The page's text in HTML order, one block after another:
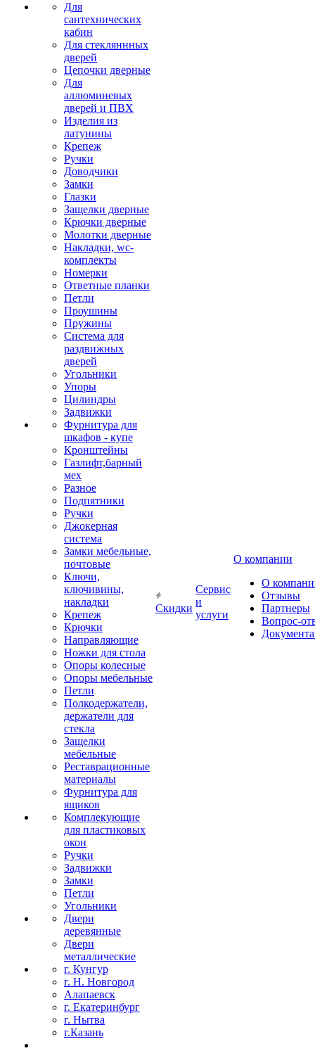
Для
сантехнических
кабин
Для стекляннных
дверей
Цепочки дверные
Для
аллюминевых
дверей и ПВХ
Изделия из
латунины
Крепеж
Ручки
Доводчики
Замки
Глазки
Защелки дверные
Крючки дверные
Молотки дверные
Накладки, wc-
комплекты
Номерки
Ответные планки
Петли
Проушины
Пружины
Система для
раздвижных
дверей
Угольники
Упоры
Цилиндры
Задвижки
Фурнитура для
шкафов - купе
Кронштейны
Газлифт,барный
мех
Разное
Подпятники
Ручки
Джокерная
система
Замки мебельные,
почтовые
Ключи,
ключивины,
накладки
Крепеж
Крючки
Направляющие
Ножки для стола
Опоры колесные
Опоры мебельные
Петли
Полкодержатели,
держатели для
стекла
Защелки
мебельные
Реставрационные
материалы
Фурнитура для
ящиков
Комплекующие
для пластиковых
окон
Ручки
Задвижки
Замки
Петли
Угольники
Двери
деревянные
Двери
металлические
г. Кунгур
г. Н. Новгород
Алапаевск
г. Екатеринбург
г. Нытва
г.Казань
Скидки
Сервис
и
услуги
О компании
О
Отзывы
Партнеры
Вопрос-